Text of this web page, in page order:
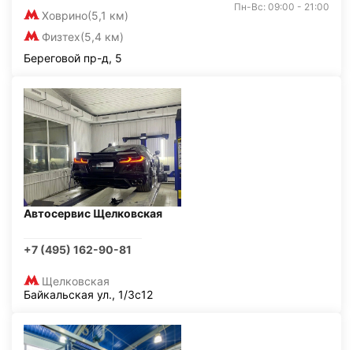
Ховрино(5,1 км)
Физтех(5,4 км)
Пн-Вс: 09:00 - 21:00
Береговой пр-д, 5
Автосервис Щелковская
+7 (495) 162-90-81
Щелковская
Байкальская ул., 1/3с12